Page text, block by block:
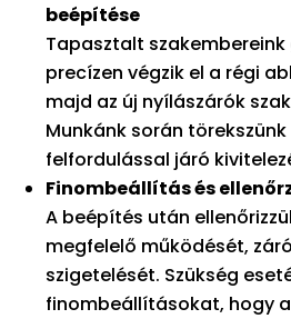
beépítése
Tapasztalt szakembereink
precízen végzik el a régi
majd az új nyílászárók
Munkánk során
felfordulással járó
Finombeállítás és
A beépítés után
megfelelő működését,
szigetelését. Szükség
finombeállításokat, hogy